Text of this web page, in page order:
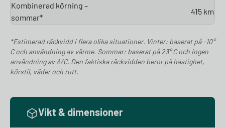
Kombinerad körning –
sommar*
415 km
*Estimerad räckvidd i flera olika situationer. Vinter: baserat på -10°
C och användning av värme. Sommar: baserat på 23° C och ingen
användning av A/C. Den faktiska räckvidden beror på hastighet,
körstil, väder och rutt.
Vikt & dimensioner